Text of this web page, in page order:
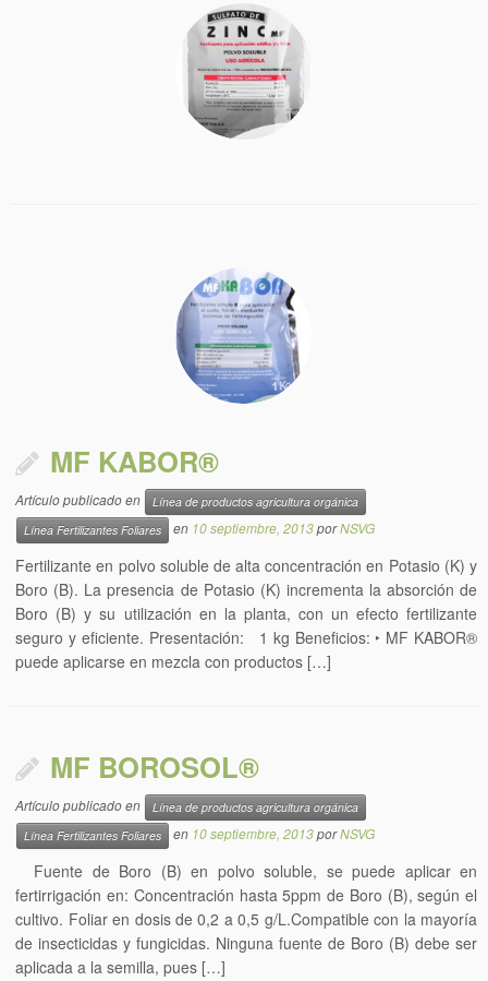
MF KABOR®
Artículo publicado en
Línea de productos agricultura orgánica
Línea Fertilizantes Foliares
en 10 septiembre, 2013porNSVG
Fertilizante en polvo soluble de alta concentración en Potasio (K) y
Boro (B). La presencia de Potasio (K) incrementa la absorción de
Boro (B) y su utilización en la planta, con un efecto fertilizante
seguro y eficiente. Presentación: 1 kg Beneficios: ‣ MF KABOR®
puede aplicarse en mezcla con productos […]
MF BOROSOL®
Artículo publicado en
Línea de productos agricultura orgánica
Línea Fertilizantes Foliares
en 10 septiembre, 2013porNSVG
Fuente de Boro (B) en polvo soluble, se puede aplicar en
fertirrigación en: Concentración hasta 5ppm de Boro (B), según el
cultivo. Foliar en dosis de 0,2 a 0,5 g/L.Compatible con la mayoría
de insecticidas y fungicidas. Ninguna fuente de Boro (B) debe ser
aplicada a la semilla, pues […]